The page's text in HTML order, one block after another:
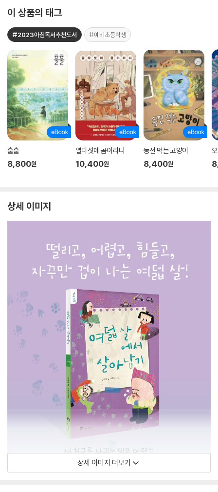
이 상품의 태그
#2023아침독서추천도서 #예비초등학생
훌훌
8,800원
열다섯에 곰이라니
10,400원
동전 먹는 고양이
8,400원
상세 이미지
상세 이미지 더보기